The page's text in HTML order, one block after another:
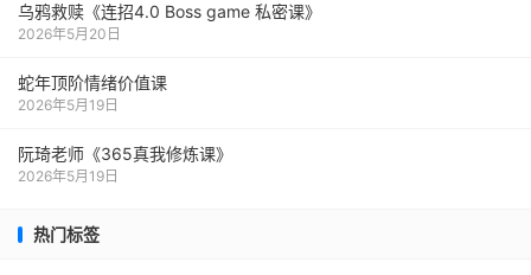
乌鸦救赎《连招4.0 Boss game 私密课》
2026年5月20日
蛇年顶阶情绪价值课
2026年5月19日
阮琦老师《365真我修炼课》
2026年5月19日
热门标签